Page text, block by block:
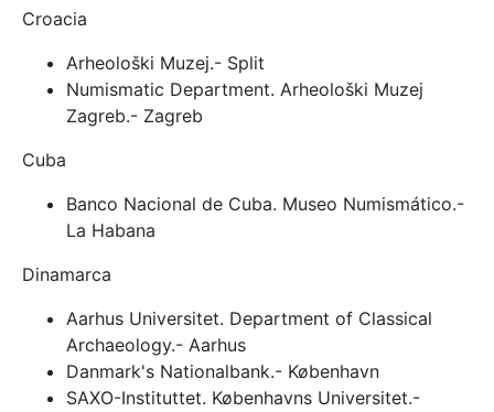
Croacia
Arheološki Muzej.- Split
Numismatic Department. Arheološki Muzej
Zagreb.- Zagreb
Cuba
Banco Nacional de Cuba. Museo Numismático.-
La Habana
Dinamarca
Aarhus Universitet. Department of Classical
Archaeology.- Aarhus
Danmark's Nationalbank.- København
SAXO-Instituttet. Københavns Universitet.-